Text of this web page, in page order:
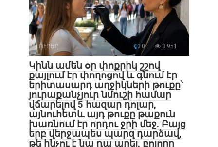
ԼՈՒՐԵՐ 0 3 951
Կինն ամեն օր փոքրիկ շշով
քայլում էր փողոցով և գնում էր
երիտասարդ աղջիկների թուքը՝
յուրաքանչյուր նմուշի համար
վճարելով 5 հազար դոլար,
այնուհետև այդ թուքը թաքուն
խառնում էր որդու ջրի մեջ. Բայց
երբ վերջապես պարզ դարձավ,
թե ինչու է նա դա արել, բոլորը